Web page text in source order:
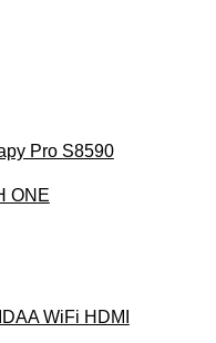
ONE
Pro S8590
WiFi HDMI